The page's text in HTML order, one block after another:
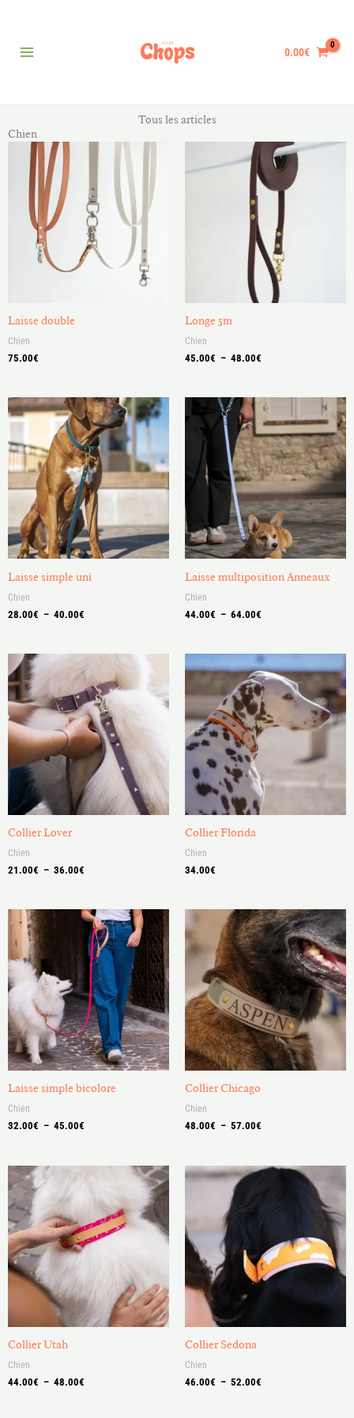
0.00€
Tous les articles
Chien
Laisse double
Chien
75.00€
Longe 5m
Chien
45.00€ – 48.00€
Plage
prix :
45.00€
48.00€
Laisse simple uni
Chien
28.00€ – 40.00€
Plage
de
prix :
28.00€
à
40.00€
Laisse multiposition Anneaux
Chien
44.00€ – 64.00€
Plage
de
prix :
44.00€
64.00€
Collier Lover
Chien
21.00€ – 36.00€
de
prix :
21.00€
à
36.00€
Collier Florida
Chien
34.00€
Laisse simple bicolore
Chien
32.00€ – 45.00€
Plage
de
prix :
32.00€
45.00€
Collier Chicago
Chien
48.00€ – 57.00€
Plage
de
prix :
48.00€
à
57.00€
Collier Utah
Chien
44.00€ – 48.00€
44.00€
à
48.00€
Collier Sedona
Chien
46.00€ – 52.00€
Plage
46.00€